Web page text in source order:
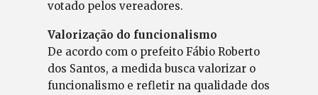
votado pelos vereadores.
Valorização do funcionalismo
De acordo com o prefeito Fábio Roberto
dos Santos, a medida busca valorizar o
funcionalismo e refletir na qualidade dos